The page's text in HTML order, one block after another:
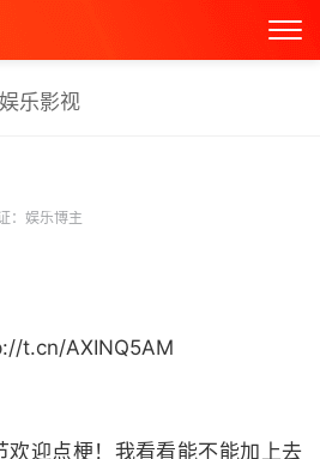
娱乐影视
：娱乐博主
t.cn/AXINQ5AM
欢迎点梗！我看看能不能加上去